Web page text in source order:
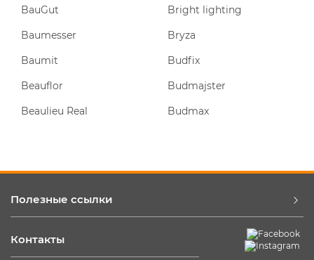
BauGut
Baumesser
Baumit
Beauflor
Beaulieu Real
Bright lighting
Bryza
Budfix
Budmajster
Budmax
Полезные ссылки
Контакты